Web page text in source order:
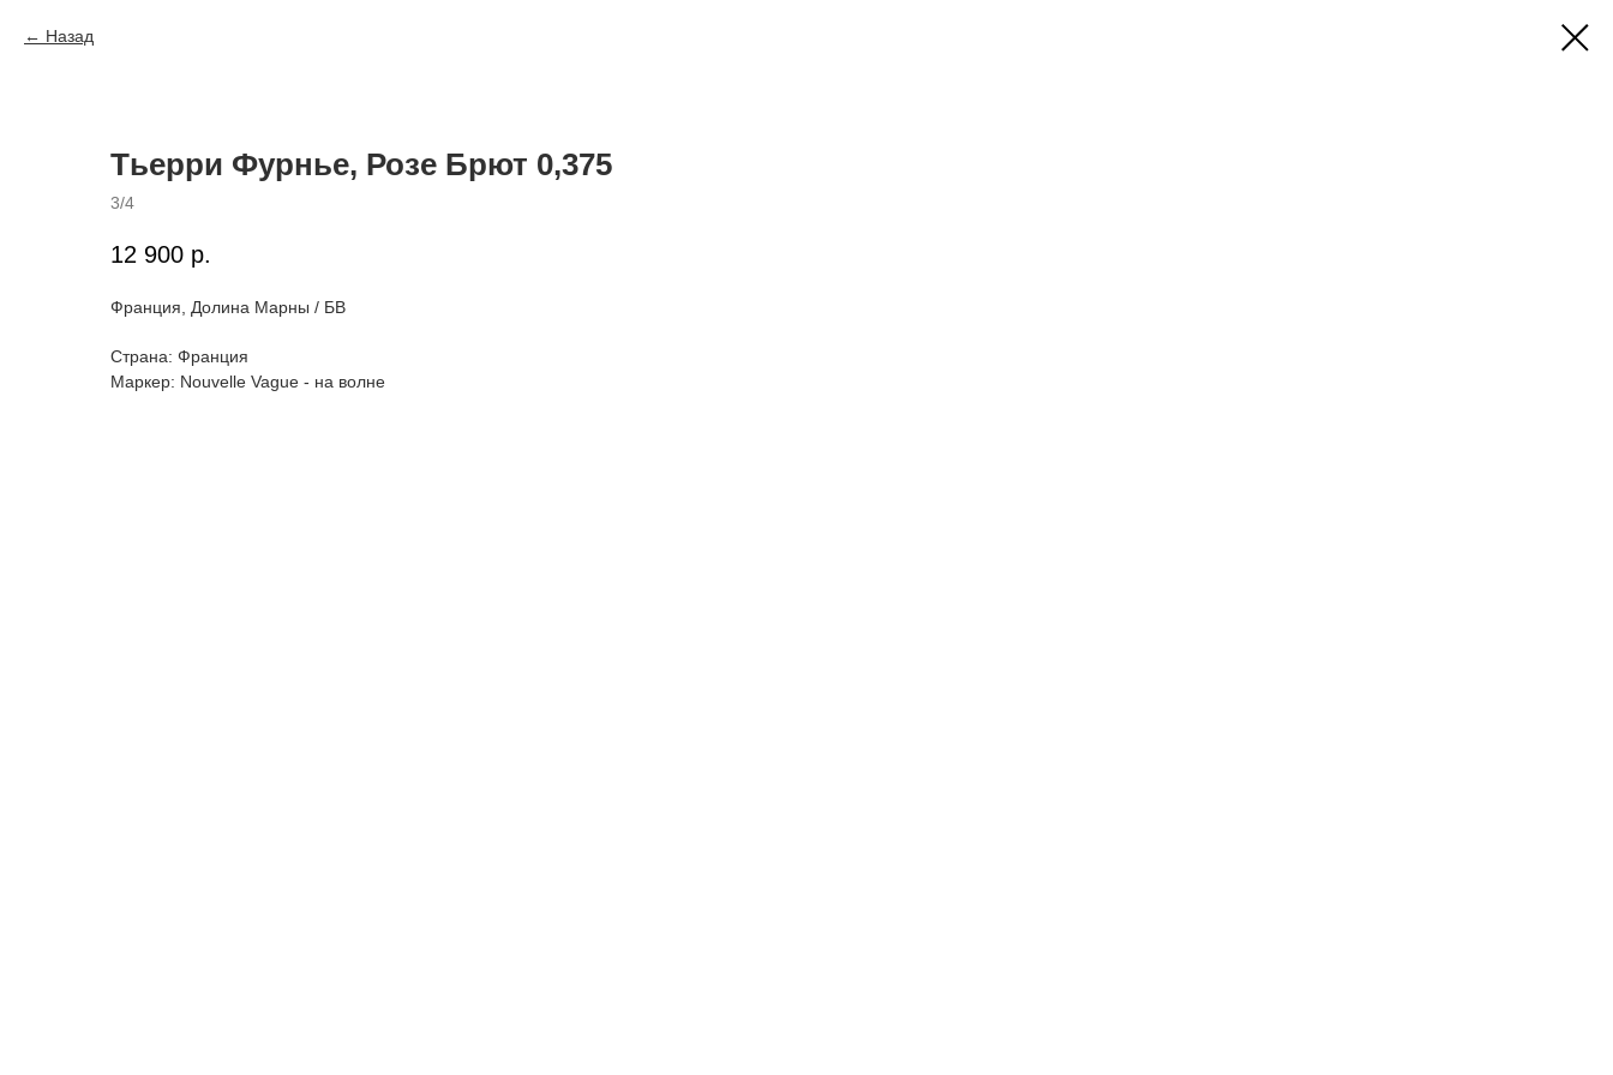
Назад
Тьерри Фурнье, Розе Брют 0,375
3/4
12 900 р.
Франция, Долина Марны / БВ
Страна: Франция
Маркер: ⁠Nouvelle Vague - на волне